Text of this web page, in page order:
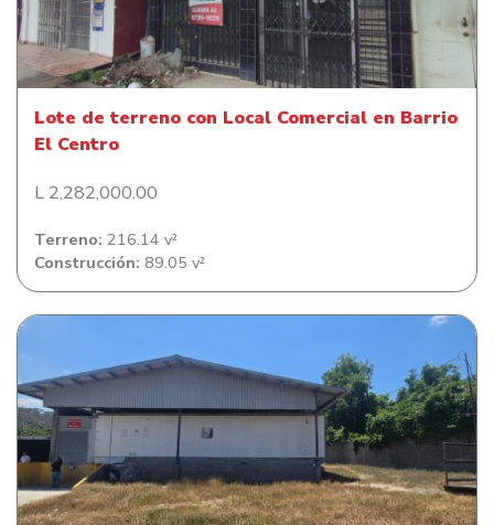
Lote de terreno con Local Comercial en Barrio El Centro
Lote de terreno con Local Comercial en Barrio
El Centro
L 2,282,000.00
Terreno: 216.14 v²
Construcción: 89.05 v²
Lote de terreno con edificación para bodega